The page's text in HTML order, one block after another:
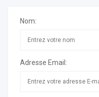
Nom:
Adresse Email: